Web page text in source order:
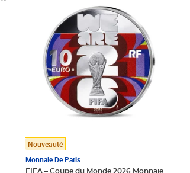
Nouveauté
Monnaie De Paris
FIFA – Coupe du Monde 2026 Monnaie